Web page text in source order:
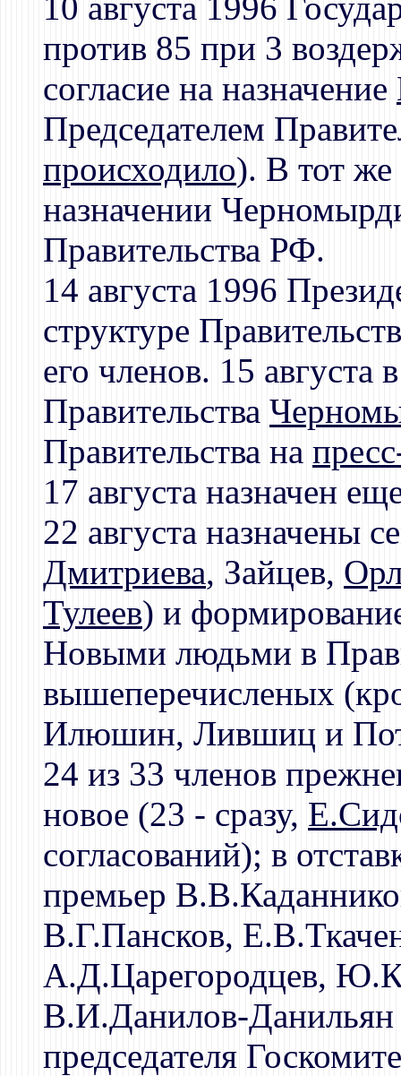
против 85 при 3
согласие на назначение
Председателем
происходило). В тот же
назначении
Правительства РФ.
14 августа 1996
структуре
его членов. 15 августа
Правительства
Правительства на
17 августа назначен
22 августа назначены
Дмитриева, Зайцев,
Тулеев) и
Новыми людьми в
вышеперечисленых
Илюшин, Лившиц и
24 из 33 членов
новое (23 - сразу,
согласований); в
премьер
В.Г.Пансков,
А.Д.Царегородцев,
В.И.Данилов-Данильян
председателя